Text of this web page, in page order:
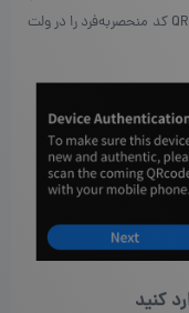
مشاهده خواهید کرد و با کلیک بر روی ” Next” یک QR کد منحصر‌به‌فرد را در ولت